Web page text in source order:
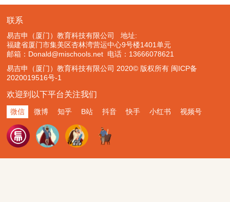
联系
易吉申（厦门）教育科技有限公司 地址:
福建省厦门市集美区杏林湾营运中心9号楼1401单元
邮箱：Donald@mischools.net 电话：13666078621
易吉申（厦门）教育科技有限公司 2020© 版权所有 闽ICP备
2020019516号-1
欢迎到以下平台关注我们
微信 微博 知乎 B站 抖音 快手 小红书 视频号